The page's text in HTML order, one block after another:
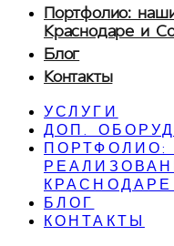
Портфолио:
Краснодаре и
Блог
Контакты
УСЛУГИ
ДОП.
БЛОГ
КОНТАКТЫ